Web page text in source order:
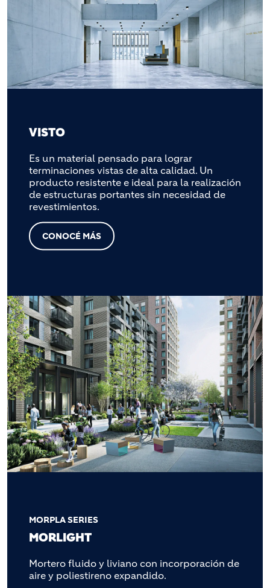
VISTO
Es un material pensado para lograr
terminaciones vistas de alta calidad. Un
producto resistente e ideal para la realización
de estructuras portantes sin necesidad de
revestimientos.
CONOCÉ MÁS
MORPLA SERIES
MORLIGHT
Mortero fluido y liviano con incorporación de
aire y poliestireno expandido.